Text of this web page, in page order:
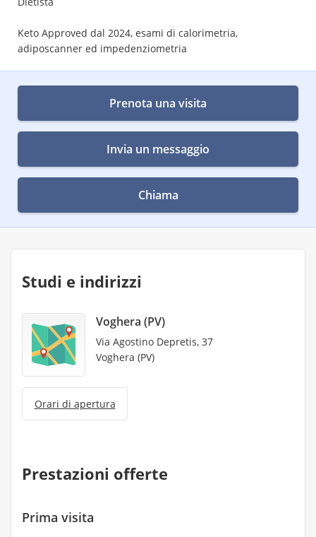
Keto Approved dal 2024, esami di calorimetria,
adiposcanner ed impedenziometria
Prenota una visita
Invia un messaggio
Chiama
Studi e indirizzi
Voghera (PV)
Via Agostino Depretis, 37
Voghera (PV)
Orari di apertura
Prestazioni offerte
Prima visita